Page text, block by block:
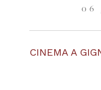
06
CINEMA A